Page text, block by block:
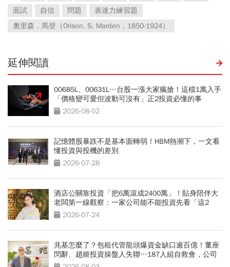
面試
自信 問題
表達力練習題
奧里森．馬登（Orison. S. Marden，1850-1924）
延伸閱讀
00685L、00631L…台股一漲大家瘋搶！這檔1萬入手
「價格變可愛但波動可沒有」正2投資必懂的事
2026-08-02
記憶體股暴跌不是基本面轉弱！HBM熱潮下，一文看
懂投資與投機的差別
2026-07-28
酒店公關靠投資「把6萬滾成2400萬」！貼身陪伴大
老闆第一線觀察：一家公司能不能投資先看「這2
點」2026-07-24
兆基怎麼了？包租代管龍頭爆資金缺口逾百億！董座
閃辭、趙姬投資操盤人失聯…187人組自救會，公司
最新聲明